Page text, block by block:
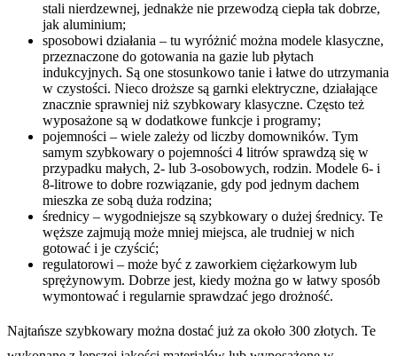
stali nierdzewnej, jednakże nie przewodzą ciepła tak dobrze,
jak aluminium;
sposobowi działania – tu wyróżnić można modele klasyczne,
przeznaczone do gotowania na gazie lub płytach
indukcyjnych. Są one stosunkowo tanie i łatwe do utrzymania
w czystości. Nieco droższe są garnki elektryczne, działające
znacznie sprawniej niż szybkowary klasyczne. Często też
wyposażone są w dodatkowe funkcje i programy;
pojemności – wiele zależy od liczby domowników. Tym
samym szybkowary o pojemności 4 litrów sprawdzą się w
przypadku małych, 2- lub 3-osobowych, rodzin. Modele 6- i
8-litrowe to dobre rozwiązanie, gdy pod jednym dachem
mieszka ze sobą duża rodzina;
średnicy – wygodniejsze są szybkowary o dużej średnicy. Te
węższe zajmują może mniej miejsca, ale trudniej w nich
gotować i je czyścić;
regulatorowi – może być z zaworkiem ciężarkowym lub
sprężynowym. Dobrze jest, kiedy można go w łatwy sposób
wymontować i regularnie sprawdzać jego drożność.
Najtańsze szybkowary można dostać już za około 300 złotych. Te